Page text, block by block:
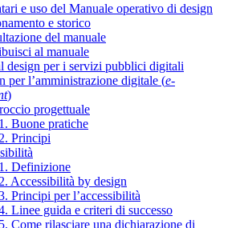
e uso del Manuale operativo di design
e storico
del manuale
al manuale
design per i servizi pubblici digitali
per l’amministrazione digitale (e-
)
progettuale
Buone pratiche
Principi
Definizione
Accessibilità by design
Principi per l’accessibilità
Linee guida e criteri di successo
Come rilasciare una dichiarazione di